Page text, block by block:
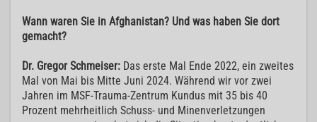
Wann waren Sie in Afghanistan? Und was haben Sie dort
gemacht?
Dr. Gregor Schmeiser: Das erste Mal Ende 2022, ein zweites
Mal von Mai bis Mitte Juni 2024. Während wir vor zwei
Jahren im MSF-Trauma-Zentrum Kundus mit 35 bis 40
Prozent mehrheitlich Schuss- und Minenverletzungen